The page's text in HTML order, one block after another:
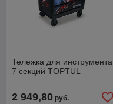
Тележка для инструмента
7 секций TOPTUL
2 949,80 руб.